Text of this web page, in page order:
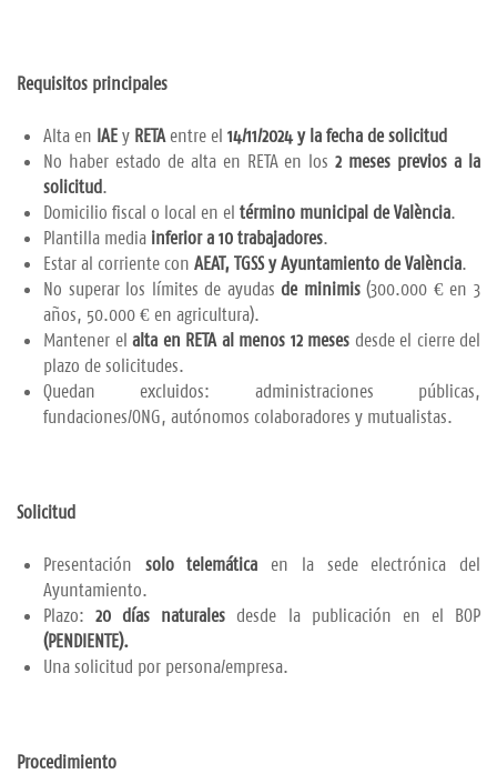
Requisitos principales
Alta en IAE y RETA entre el 14/11/2024 y la fecha de solicitud
No haber estado de alta en RETA en los2 meses previos a la
solicitud.
Domicilio fiscal o local en el término municipal de València.
Plantilla media inferior a 10 trabajadores.
Estar al corriente con AEAT, TGSS y Ayuntamiento de València.
No superar los límites de ayudasde minimis(300.000 € en 3
años, 50.000 € en agricultura).
Mantener el alta en RETA al menos 12 meses desde el cierre del
plazo de solicitudes.
Quedan excluidos: administraciones públicas,
fundaciones/ONG, autónomos colaboradores y mutualistas.
Solicitud
Presentación solo telemática en la sede electrónica del
Ayuntamiento.
Plazo:20 días naturales desde la publicación en el BOP
(PENDIENTE).
Una solicitud por persona/empresa.
Procedimiento